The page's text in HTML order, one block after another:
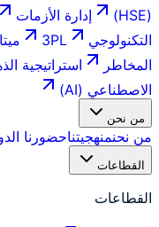
(HSE)
إدارة الأزمات
التكنولوجي
3PL
المخاطر
استراتيجية
الاصطناعي (AI)
من نحن
من نحنمنهجيتناحضورنا
القطاعات
القطاعات